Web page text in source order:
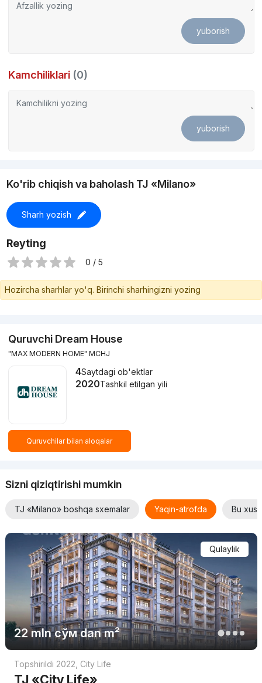
yuborish
Kamchiliklari (0)
yuborish
Ko'rib chiqish va baholash TJ «Milano»
Sharh yozish
Reyting
0 / 5
Hozircha sharhlar yo'q. Birinchi sharhingizni yozing
Quruvchi Dream House
"MAX MODERN HOME" MCHJ
4Saytdagi ob'ektlar
2020Tashkil etilgan yili
Quruvchilar bilan aloqalar
Sizni qiziqtirishi mumkin
TJ «Milano» boshqa sxemalar Yaqin-atrofda Bu
Qulaylik
22 mln сўмdan m²
Topshirildi 2022 City Life
TJ «City Life»